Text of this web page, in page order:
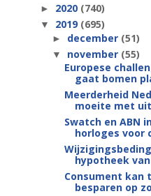
► 2020 (740)
▼ 2019 (695)
► december (51)
▼ november (55)
Europese
gaat bomen
Meerderheid
moeite met
Swatch en ABN
horloges voor
hypotheek van
Consument kan
besparen op